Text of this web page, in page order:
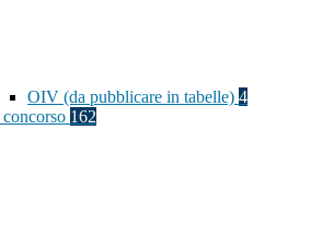
OIV (da pubblicare in tabelle) 4
162